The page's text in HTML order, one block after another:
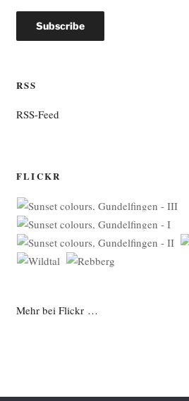
RSS
RSS-Feed
FLICKR
Mehr bei Flickr …